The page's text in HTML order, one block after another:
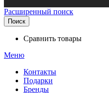
Расширенный поиск
Поиск
Сравнить товары
Меню
Контакты
Подарки
Бренды